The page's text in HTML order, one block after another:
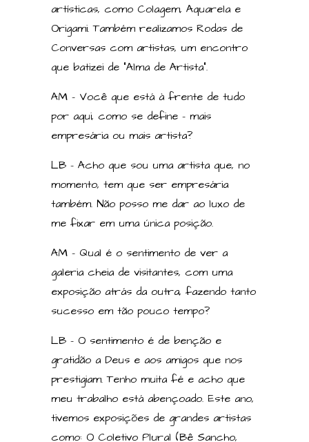
artísticas, como Colagem, Aquarela e
Origami. Também realizamos Rodas de
Conversas com artistas, um encontro
que batizei de “Alma de Artista”.
AM – Você que está à frente de tudo
por aqui, como se define – mais
empresária ou mais artista?
LB – Acho que sou uma artista que, no
momento, tem que ser empresária
também. Não posso me dar ao luxo de
me fixar em uma única posição.
AM – Qual é o sentimento de ver a
galeria cheia de visitantes, com uma
exposição atrás da outra, fazendo tanto
sucesso em tão pouco tempo?
LB – O sentimento é de benção e
gratidão a Deus e aos amigos que nos
prestigiam. Tenho muita fé e acho que
meu trabalho está abençoado. Este ano,
tivemos exposições de grandes artistas
como: O Coletivo Plural (Bê Sancho,